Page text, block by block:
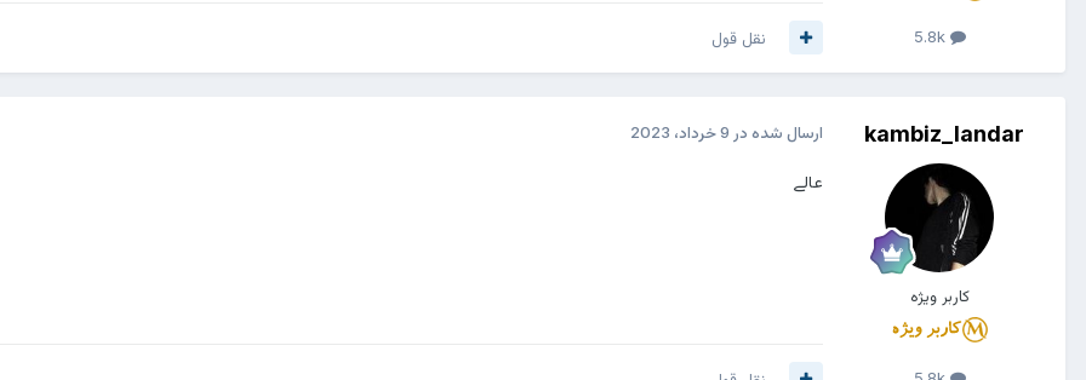
5.8k نقل قول
kambiz_landar
کاربر ویژه
ارسال شده در 9 خرداد، 2023
عالے